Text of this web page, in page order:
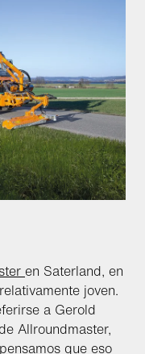
en Saterland, en
joven.
a Gerold
Allroundmaster,
que eso